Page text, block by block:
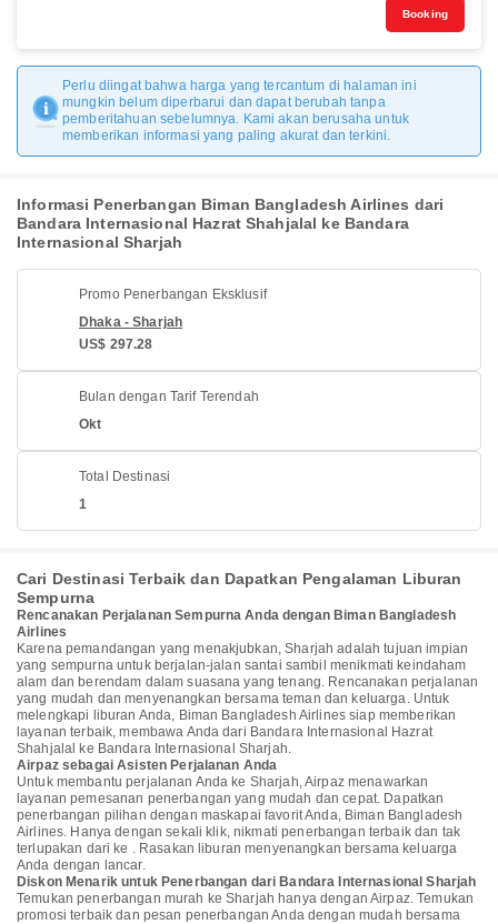
Booking
Perlu diingat bahwa harga yang tercantum di halaman ini
mungkin belum diperbarui dan dapat berubah tanpa
pemberitahuan sebelumnya. Kami akan berusaha untuk
memberikan informasi yang paling akurat dan terkini.
Informasi Penerbangan Biman Bangladesh Airlines dari
Bandara Internasional Hazrat Shahjalal ke Bandara
Internasional Sharjah
Promo Penerbangan Eksklusif
Dhaka - Sharjah
US$ 297.28
Bulan dengan Tarif Terendah
Okt
Total Destinasi
1
Cari Destinasi Terbaik dan Dapatkan Pengalaman Liburan
Sempurna
Rencanakan Perjalanan Sempurna Anda dengan Biman Bangladesh
Airlines
Karena pemandangan yang menakjubkan, Sharjah adalah tujuan impian
yang sempurna untuk berjalan-jalan santai sambil menikmati keindaham
alam dan berendam dalam suasana yang tenang. Rencanakan perjalanan
yang mudah dan menyenangkan bersama teman dan keluarga. Untuk
melengkapi liburan Anda, Biman Bangladesh Airlines siap memberikan
layanan terbaik, membawa Anda dari Bandara Internasional Hazrat
Shahjalal ke Bandara Internasional Sharjah.
Airpaz sebagai Asisten Perjalanan Anda
Untuk membantu perjalanan Anda ke Sharjah, Airpaz menawarkan
layanan pemesanan penerbangan yang mudah dan cepat. Dapatkan
penerbangan pilihan dengan maskapai favorit Anda, Biman Bangladesh
Airlines. Hanya dengan sekali klik, nikmati penerbangan terbaik dan tak
terlupakan dari ke . Rasakan liburan menyenangkan bersama keluarga
Anda dengan lancar.
Diskon Menarik untuk Penerbangan dari Bandara Internasional Sharjah
Temukan penerbangan murah ke Sharjah hanya dengan Airpaz. Temukan
promosi terbaik dan pesan penerbangan Anda dengan mudah bersama